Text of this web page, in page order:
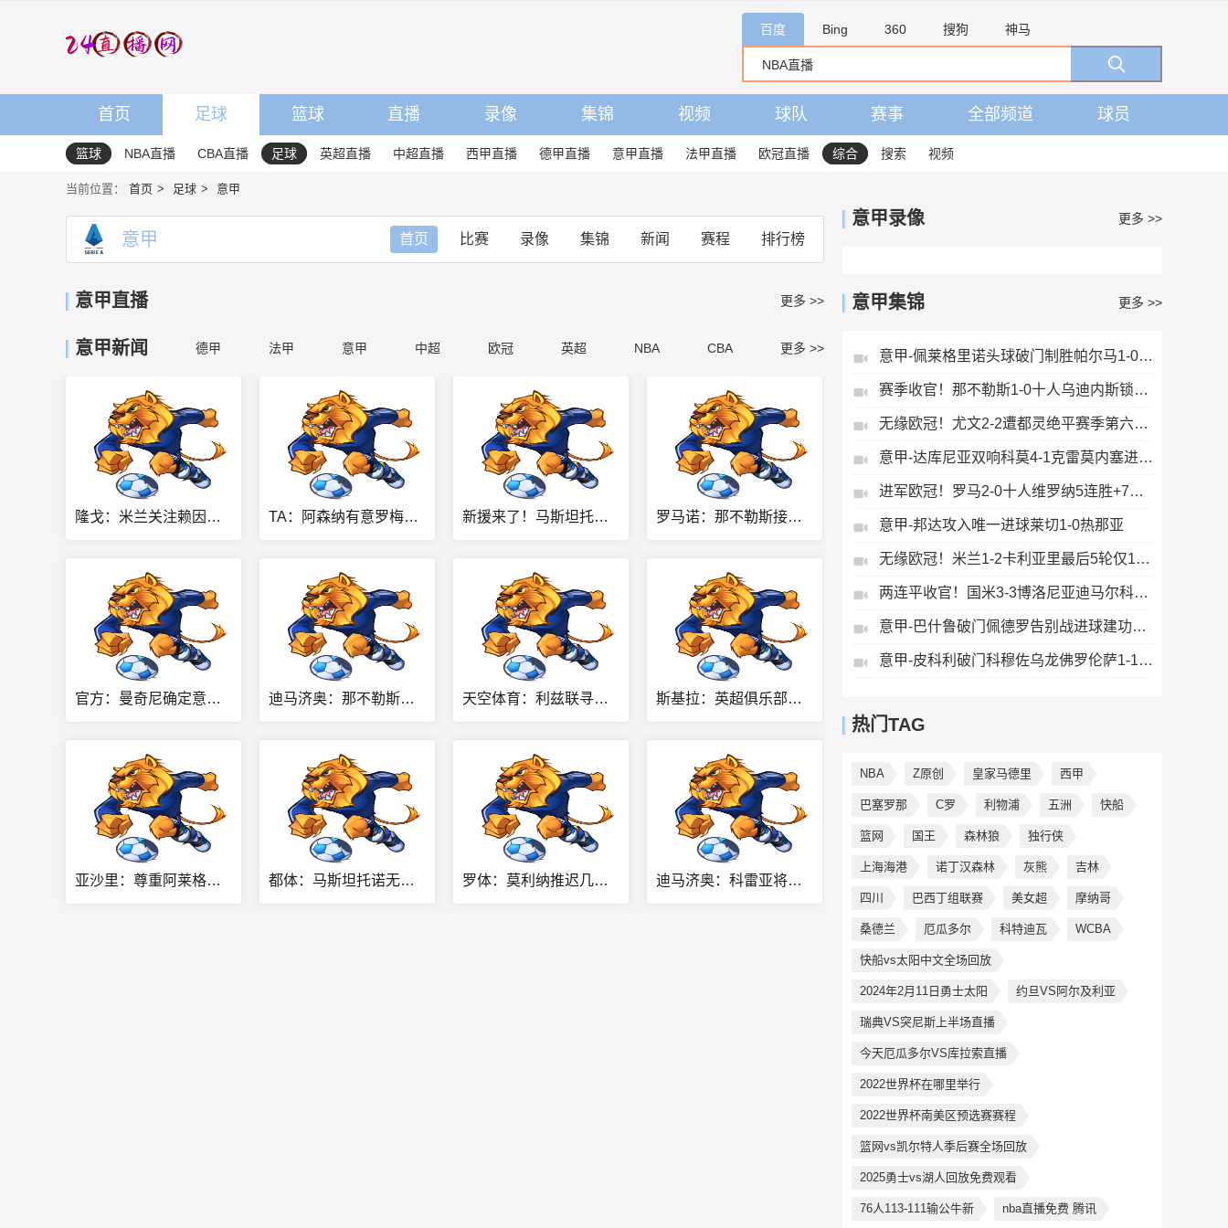
百度 Bing 360 搜狗 神马
首页 足球 篮球 直播 录像 集锦 视频 球队 赛事 全部频道 球员
篮球 NBA直播 CBA直播 足球 英超直播 中超直播 西甲直播 德甲直播 意甲直播 法甲直播 欧冠直播 综合 搜索 视频
当前位置： 首页 足球 意甲
意甲 首页 比赛 录像 集锦 新闻 赛程 排行榜
意甲直播 更多 >>
意甲新闻 德甲 法甲 意甲 中超 欧冠 英超 NBA CBA 更多 >>
隆戈：米兰关注赖因德斯转会，若交易成行将获得1400万欧奖金 TA：阿森纳有意罗梅罗但热刺不愿卖给死敌，马竞国米是最可能下家 新援来了！马斯坦托诺抵达佛罗伦萨，受到球迷热烈欢迎 罗马诺：那不勒斯接触热苏斯团队，阿森纳只接受永久转会
官方：曼奇尼确定意大利教练组成员，博利尼担任助教，博努奇在列 迪马济奥：那不勒斯与热苏斯团队接触，可能加入争夺战 天空体育：利兹联寻找特拉福德的替补，有意巴拉圭主力国门希尔 斯基拉：英超俱乐部询问法乔利情况，若有3000万欧报价可能出售
亚沙里：尊重阿莱格里但我喜欢米兰目前的战术，希望恢复最佳状态 都体：马斯坦托诺无法穿上10号，若进欧战佛罗伦萨可商讨是否买断 罗体：莫利纳推迟几天去罗马体检签约，正办理手续获得西班牙国籍 迪马济奥：科雷亚将重返自己出道的拉普拉塔大学生，并签约2年
意甲录像 更多 >>
意甲集锦 更多 >>
意甲-佩莱格里诺头球破门制胜帕尔马1-0萨索洛
赛季收官！那不勒斯1-0十人乌迪内斯锁定第二丁丁助攻霍伊伦制胜
无缘欧冠！尤文2-2遭都灵绝平赛季第六收官将战欧联DV9双响
意甲-达库尼亚双响科莫4-1克雷莫内塞进欧冠
进军欧冠！罗马2-0十人维罗纳5连胜+7轮不败第3收官迪巴拉2助攻
意甲-邦达攻入唯一进球莱切1-0热那亚
无缘欧冠！米兰1-2卡利亚里最后5轮仅1胜萨勒马科尔斯闪击难救主
两连平收官！国米3-3博洛尼亚迪马尔科任意球破门泽林斯基乌龙
意甲-巴什鲁破门佩德罗告别战进球建功拉齐奥2-1逆转比萨
意甲-皮科利破门科穆佐乌龙佛罗伦萨1-1亚特兰大
热门TAG
NBA Z原创 皇家马德里 西甲
巴塞罗那 C罗 利物浦 五洲 快船
篮网 国王 森林狼 独行侠
上海海港 诺丁汉森林 灰熊 吉林
四川 巴西丁组联赛 美女超 摩纳哥
桑德兰 厄瓜多尔 科特迪瓦 WCBA
快船vs太阳中文全场回放
2024年2月11日勇士太阳 约旦VS阿尔及利亚
瑞典VS突尼斯上半场直播
今天厄瓜多尔VS库拉索直播
2022世界杯在哪里举行
2022世界杯南美区预选赛赛程
篮网vs凯尔特人季后赛全场回放
2025勇士vs湖人回放免费观看
76人113-111输公牛新 nba直播免费 腾讯